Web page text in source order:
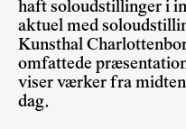
haft soloudstillinger i
aktuel med
Kunsthal
omfattede
viser værker fra
dag.